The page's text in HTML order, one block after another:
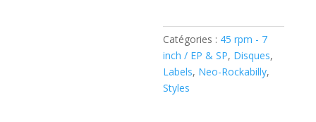
Cuttin'
Out
(
Vinyl,
7")
Catégories : 45 rpm - 7
inch / EP & SP, Disques,
Labels, Neo-Rockabilly,
Styles